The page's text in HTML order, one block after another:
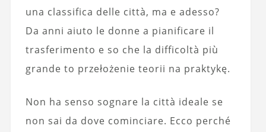
una classifica delle città, ma e adesso?
Da anni aiuto le donne a pianificare il
trasferimento e so che la difficoltà più
grande to przełożenie teorii na praktykę.
Non ha senso sognare la città ideale se
non sai da dove cominciare. Ecco perché